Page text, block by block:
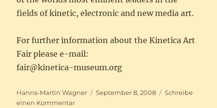
fields of kinetic, electronic and new media art.
For further information about the Kinetica Art
Fair please e-mail:
fair@kinetica-museum.org
Autor
Hanns-Martin Wagner
Veröffentlicht
September 8, 2008
Schreibe
einen Kommentarzu